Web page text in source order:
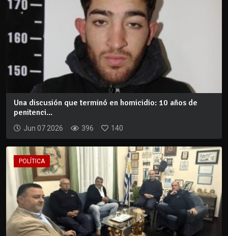
Una discusión que terminó en homicidio: 10 años de
penitenci...
Jun 07 2026 396 140
POLÍTICA